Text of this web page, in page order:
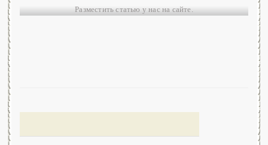
Разместить статью у нас на сайте.